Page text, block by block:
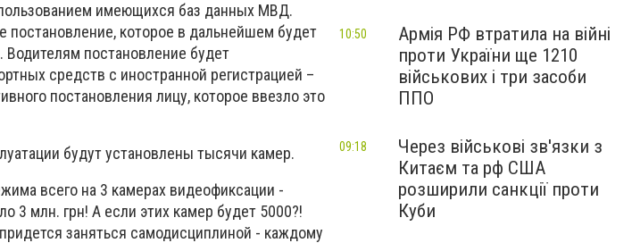
имеющихся баз данных МВД.
постановление, которое в дальнейшем будет
Водителям постановление будет
средств с иностранной регистрацией –
постановления лицу, которое ввезло это
будут установлены тысячи камер.
всего на 3 камерах видеофиксации -
3 млн. грн! А если этих камер будет 5000?!
заняться самодисциплиной - каждому
Армія РФ втратила на війні
проти України ще 1210
військових і три засоби
ППО
10:50
Через військові зв'язки з
Китаєм та рф США
розширили санкції проти
Куби
09:18